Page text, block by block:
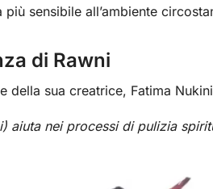
più sensibile all’ambiente
di Rawni
della sua creatrice, Fatima
aiuta nei processi di pulizia